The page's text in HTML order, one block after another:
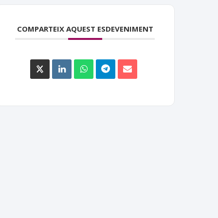
COMPARTEIX AQUEST ESDEVENIMENT